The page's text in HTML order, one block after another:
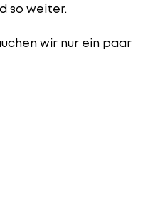
so weiter.
wir nur ein paar